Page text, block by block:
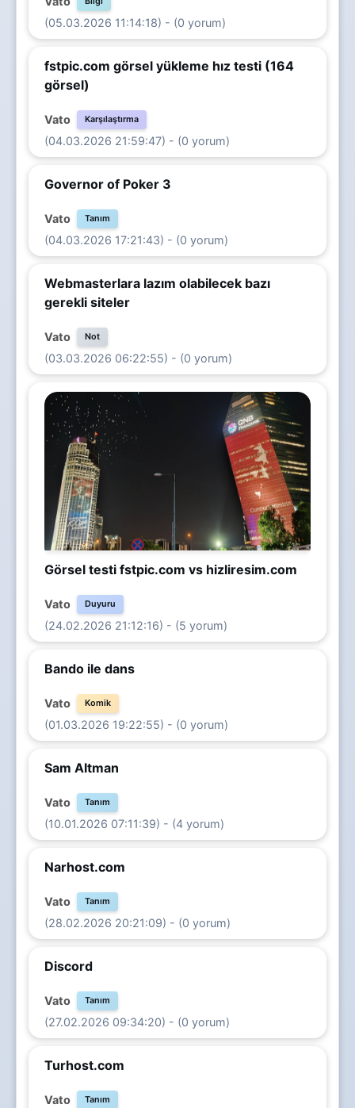
(05.03.2026 11:14:18) - (0 yorum)
fstpic.com görsel yükleme hız testi (164
görsel)
Vato Karşılaştırma
(04.03.2026 21:59:47) - (0 yorum)
Governor of Poker 3
Vato Tanım
(04.03.2026 17:21:43) - (0 yorum)
Webmasterlara lazım olabilecek bazı
gerekli siteler
Vato Not
(03.03.2026 06:22:55) - (0 yorum)
Görsel testi fstpic.com vs hizliresim.com
Vato Duyuru
(24.02.2026 21:12:16) - (5 yorum)
Bando ile dans
Vato Komik
(01.03.2026 19:22:55) - (0 yorum)
Sam Altman
Vato Tanım
(10.01.2026 07:11:39) - (4 yorum)
Narhost.com
Vato Tanım
(28.02.2026 20:21:09) - (0 yorum)
Discord
Vato Tanım
(27.02.2026 09:34:20) - (0 yorum)
Turhost.com
Vato Tanım